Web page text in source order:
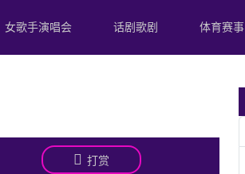
女歌手演唱会 话剧歌剧 体育赛事
打赏